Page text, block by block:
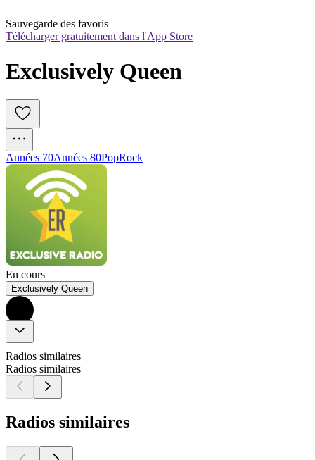
Sauvegarde des favoris
Télécharger gratuitement dans l'App Store
Exclusively Queen
Années 70Années 80PopRock
En cours
Exclusively Queen
Radios similaires
Radios similaires
Radios similaires